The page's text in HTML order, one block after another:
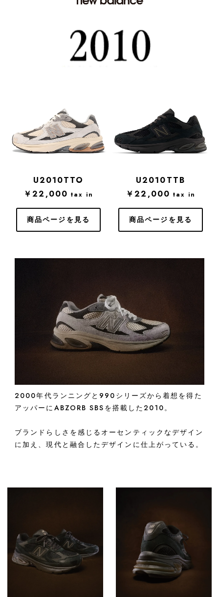
U2010TTO
￥22,000 tax in
商品ページを見る
U2010TTB
￥22,000 tax in
商品ページを見る
2000年代ランニングと990シリーズから着想を得た
アッパーにABZORB SBSを搭載した2010。
ブランドらしさを感じるオーセンティックなデザイン
に加え、現代と融合したデザインに仕上がっている。